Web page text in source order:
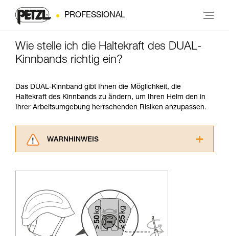
PROFESSIONAL
Wie stelle ich die Haltekraft des DUAL-
Kinnbands richtig ein?
Das DUAL-Kinnband gibt Ihnen die Möglichkeit, die
Haltekraft des Kinnbands zu ändern, um Ihren Helm den in
Ihrer Arbeitsumgebung herrschenden Risiken anzupassen.
WARNHINWEIS
ziehen. Um diese Zusatzinformationen
verstehen zu können, müssen Sie zuerst die in
der Gebrauchsanweisung enthaltenen
Informationen richtig verstanden haben.
Die Beherrschung dieser Techniken setzt eine